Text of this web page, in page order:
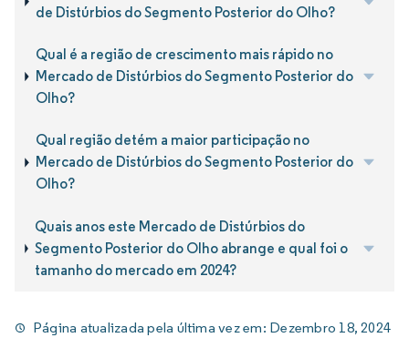
de Distúrbios do Segmento Posterior do Olho?
Qual é a região de crescimento mais rápido no
Mercado de Distúrbios do Segmento Posterior do
Olho?
Qual região detém a maior participação no
Mercado de Distúrbios do Segmento Posterior do
Olho?
Quais anos este Mercado de Distúrbios do
Segmento Posterior do Olho abrange e qual foi o
tamanho do mercado em 2024?
Página atualizada pela última vez em: Dezembro 18, 2024